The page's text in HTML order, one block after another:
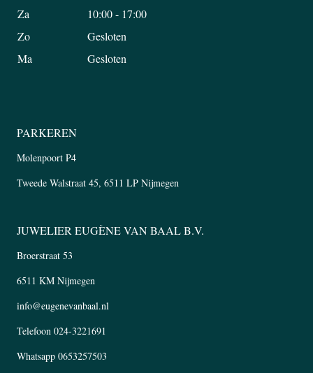
Za
10:00 - 17:00
Zo
Gesloten
Ma
Gesloten
PARKEREN
Molenpoort P4
Tweede Walstraat 45, 6511 LP Nijmegen
JUWELIER EUGÈNE VAN BAAL B.V.
Broerstraat 53
6511 KM Nijmegen
info@eugenevanbaal.nl
Telefoon 024-3221691
Whatsapp 0653257503